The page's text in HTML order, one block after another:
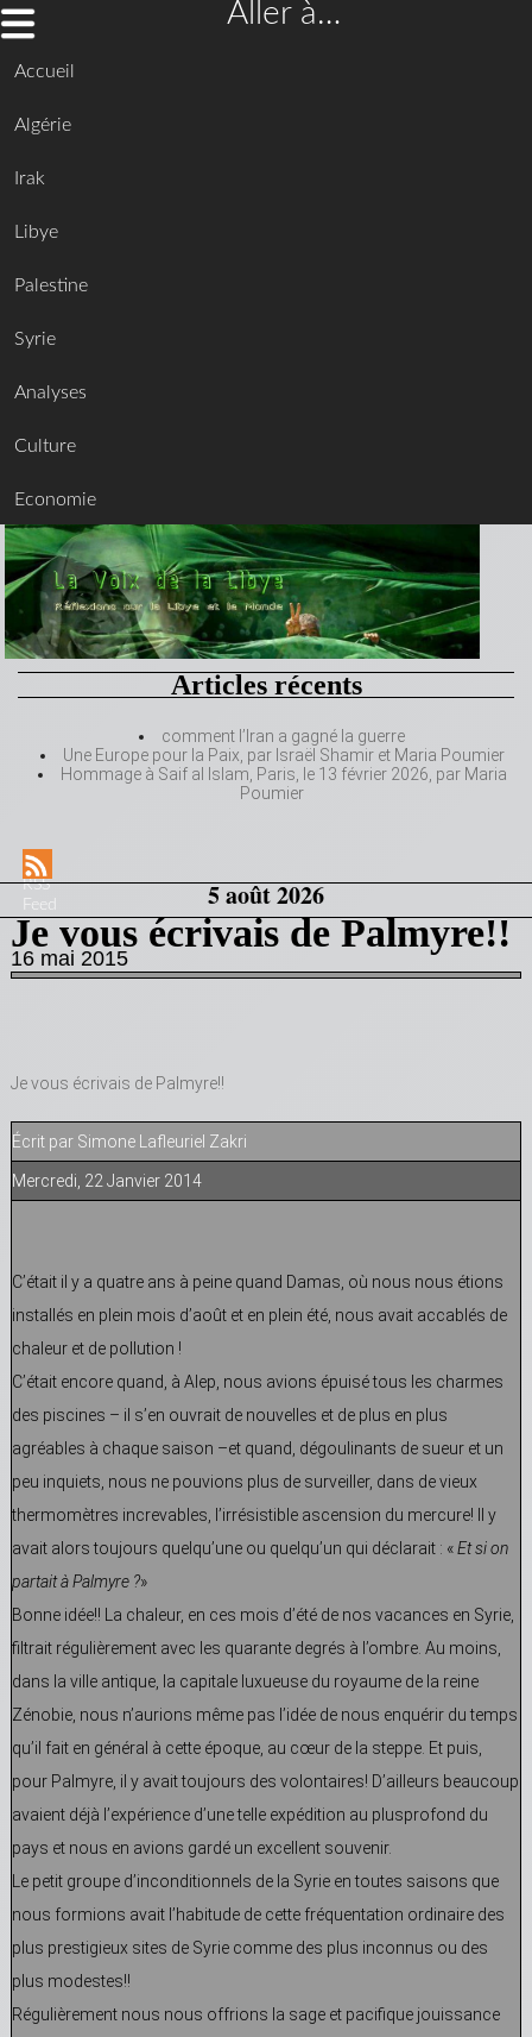
Aller à…
Accueil
Algérie
Irak
Libye
Palestine
Syrie
Analyses
Culture
Economie
Articles récents
comment l’Iran a gagné la guerre
Une Europe pour la Paix, par Israël Shamir et Maria Poumier
Hommage à Saif al Islam, Paris, le 13 février 2026, par Maria
Poumier
RSS
Feed
5 août 2026
Je vous écrivais de Palmyre!!
16 mai 2015
Je vous écrivais de Palmyre!!
Écrit par Simone Lafleuriel Zakri
Mercredi, 22 Janvier 2014
C’était il y a quatre ans à peine quand Damas, où nous nous étions
installés en plein mois d’août et en plein été, nous avait accablés de
chaleur et de pollution !
C’était encore quand, à Alep, nous avions épuisé tous les charmes
des piscines – il s’en ouvrait de nouvelles et de plus en plus
agréables à chaque saison –et quand, dégoulinants de sueur et un
peu inquiets, nous ne pouvions plus de surveiller, dans de vieux
thermomètres increvables, l’irrésistible ascension du mercure! Il y
avait alors toujours quelqu’une ou quelqu’un qui déclarait : «Et si on
partait à Palmyre ?»
Bonne idée!! La chaleur, en ces mois d’été de nos vacances en Syrie,
filtrait régulièrement avec les quarante degrés à l’ombre. Au moins,
dans la ville antique, la capitale luxueuse du royaume de la reine
Zénobie, nous n’aurions même pas l’idée de nous enquérir du temps
qu’il fait en général à cette époque, au cœur de la steppe. Et puis,
pour Palmyre, il y avait toujours des volontaires! D’ailleurs beaucoup
avaient déjà l’expérience d’une telle expédition au plusprofond du
pays et nous en avions gardé un excellent souvenir.
Le petit groupe d’inconditionnels de la Syrie en toutes saisons que
nous formions avait l’habitude de cette fréquentation ordinaire des
plus prestigieux sites de Syrie comme des plus inconnus ou des
plus modestes!!
Régulièrement nous nous offrions la sage et pacifique jouissance